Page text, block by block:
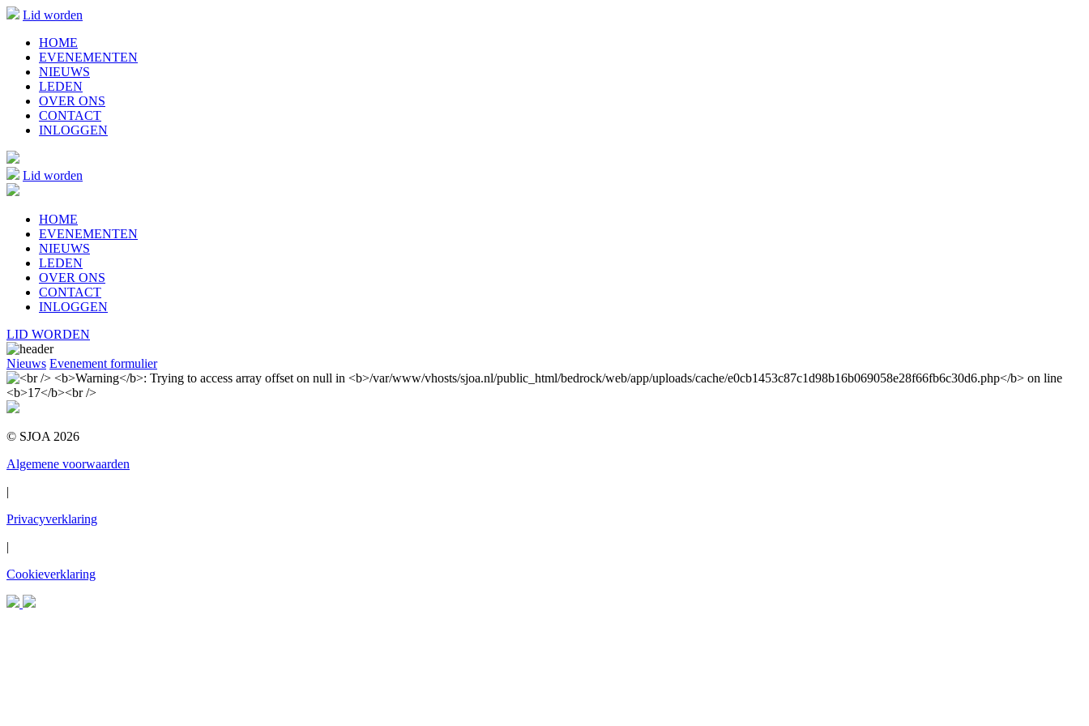
Lid worden
HOME
EVENEMENTEN
NIEUWS
LEDEN
OVER ONS
CONTACT
INLOGGEN
Lid worden
HOME
EVENEMENTEN
NIEUWS
LEDEN
OVER ONS
CONTACT
INLOGGEN
LID WORDEN
Nieuws Evenement formulier
© SJOA 2026
Algemene voorwaarden
|
Privacyverklaring
|
Cookieverklaring